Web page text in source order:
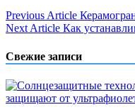
Навигация
по
записям
Previous Article
Next Article Как
Свежие записи